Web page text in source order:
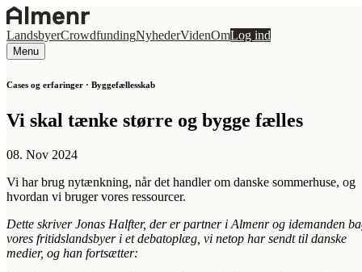
LandsbyerCrowdfundingNyhederVidenOmLog ind
Menu
Cases og erfaringer · Byggefællesskab
Vi skal tænke større og bygge fælles
08. Nov 2024
Vi har brug nytænkning, når det handler om danske sommerhuse, og
hvordan vi bruger vores ressourcer.
Dette skriver Jonas Halfter, der er partner i Almenr og idemanden
vores fritidslandsbyer i et debatoplæg, vi netop har sendt til danske
medier, og han fortsætter: